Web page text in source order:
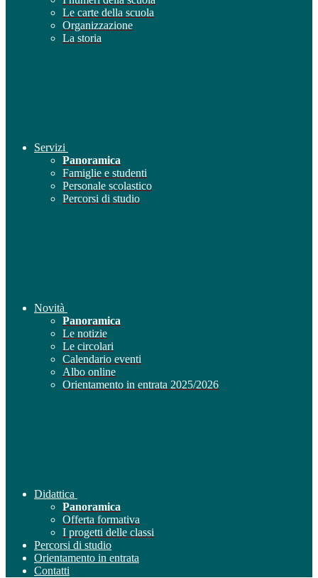
Le carte della scuola
Organizzazione
La storia
Servizi
Panoramica
Famiglie e studenti
Personale scolastico
Percorsi di studio
Novità
Panoramica
Le notizie
Le circolari
Calendario eventi
Albo online
Orientamento in entrata 2025/2026
Didattica
Panoramica
Offerta formativa
I progetti delle classi
Percorsi di studio
Orientamento in entrata
Contatti